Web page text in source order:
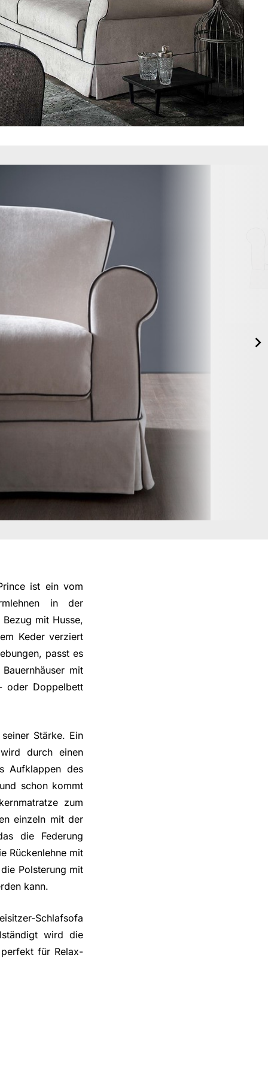
ist ein vom
in der
mit Husse,
Keder verziert
passt es
mit
oder Doppelbett
Stärke. Ein
durch einen
Aufklappen des
schon kommt
zum
einzeln mit der
die Federung
Rückenlehne mit
Polsterung mit
kann.
Schlafsofa
wird die
für Relax-